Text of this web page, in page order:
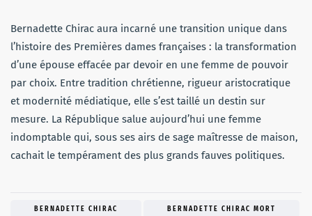
Bernadette Chirac aura incarné une transition unique dans
l’histoire des Premières dames françaises : la transformation
d’une épouse effacée par devoir en une femme de pouvoir
par choix. Entre tradition chrétienne, rigueur aristocratique
et modernité médiatique, elle s’est taillé un destin sur
mesure. La République salue aujourd’hui une femme
indomptable qui, sous ses airs de sage maîtresse de maison,
cachait le tempérament des plus grands fauves politiques.
BERNADETTE CHIRAC BERNADETTE CHIRAC MORT